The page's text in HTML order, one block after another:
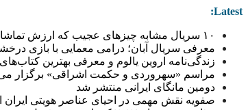
Latest:
۱۰ سریال مشابه چیزهای عجیب که ارزش تماشا دارند
معرفی سریال آبان؛ درامی معمایی با بازی
زندگی‌نامه اروین یالوم و معرفی بهترین کتاب‌های
مراسم «سهروردی و حکمت اشراقی» برگزار
دومین مانگای ایرانی منتشر شد
صفویه نقش مهمی در احیای عناصر هویتی ایران